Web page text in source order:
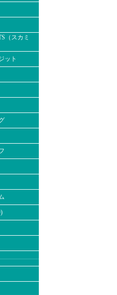
（スカミ
ット